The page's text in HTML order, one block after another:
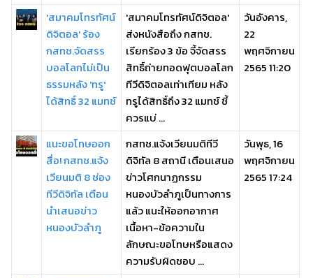
'สมาคมโทรทัศน์
ดิจิตอล' ร้อง
กสทช.จัดสรร
บอลโลกไม่เป็น
ธรรมหลัง 'ทรู'
ได้สิทธิ์ 32 แมทช์
'สมาคมโทรทัศน์ดิจิตอล'
ส่งหนังสือถึง กสทช.
เรียกร้อง 3 ข้อ จี้จัดสรร
สิทธิ์ถ่ายทอดฟุตบอลโลก
ทีวีดิจิตอลเท่าเทียม หลัง
ทรูได้สิทธิ์ถึง 32 แมทช์ ชี้
ควรแบ่ ...
วันอังคาร,
22
พฤศจิกายน
2565 11:20
แนะขอโทษออก
สื่อ! กสทช.แจ้ง
เวียนมติ 8 ช่อง
ทีวีดิจิทัล เตือน
นำเสนอข่าว
หนองบัวลำภู
กสทช.แจ้งเวียนมติทีวี
ดิจิทัล 8 สถานี เตือนเสนอ
ข่าวโศกนาฏกรรม
หนองบัวลำภูเป็นทางการ
แล้ว แนะให้ออกอากาศ
เนื้อหา-ข้อความใน
ลักษณะขอโทษหรือแสดง
ความรับผิดชอบ ...
วันพุธ, 16
พฤศจิกายน
2565 17:24